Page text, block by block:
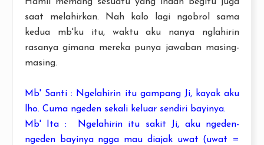
saat melahirkan. Nah kalo lagi ngobrol sama
kedua mb'ku itu, waktu aku nanya nglahirin
rasanya gimana mereka punya jawaban masing-
masing.
Mb' Santi : Ngelahirin itu gampang Ji, kayak aku
lho. Cuma ngeden sekali keluar sendiri bayinya.
Mb' Ita : Ngelahirin itu sakit Ji, aku ngeden-
ngeden bayinya ngga mau diajak uwat (uwat =